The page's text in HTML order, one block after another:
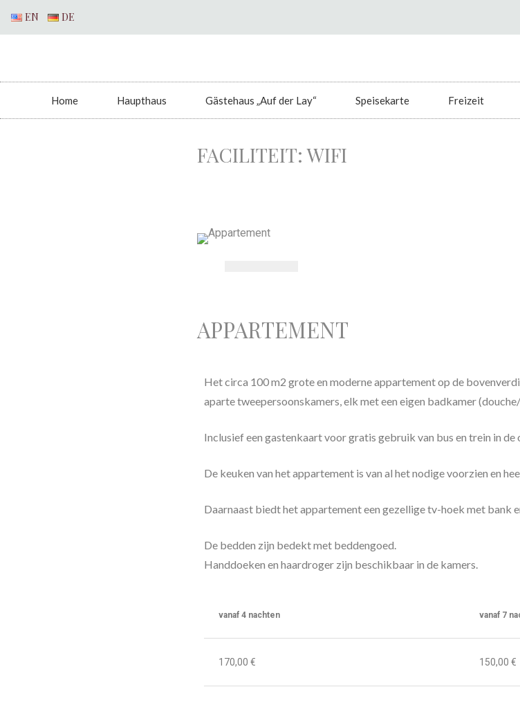
EN DE
Home Haupthaus Gästehaus „Auf der Lay“ Speisekarte Freizeit
FACILITEIT:WIFI
APPARTEMENT
Het circa 100 m2 grote en moderne appartement op de
aparte tweepersoonskamers, elk met een eigen badkamer
Inclusief een gastenkaart voor gratis gebruik van bus en trein in de
De keuken van het appartement is van al het nodige voorzien en
Daarnaast biedt het appartement een gezellige tv-hoek met bank
De bedden zijn bedekt met beddengoed.
Handdoeken en haardroger zijn beschikbaar in de kamers.
vanaf 4 nachten vanaf 7
170,00 € 150,00 €